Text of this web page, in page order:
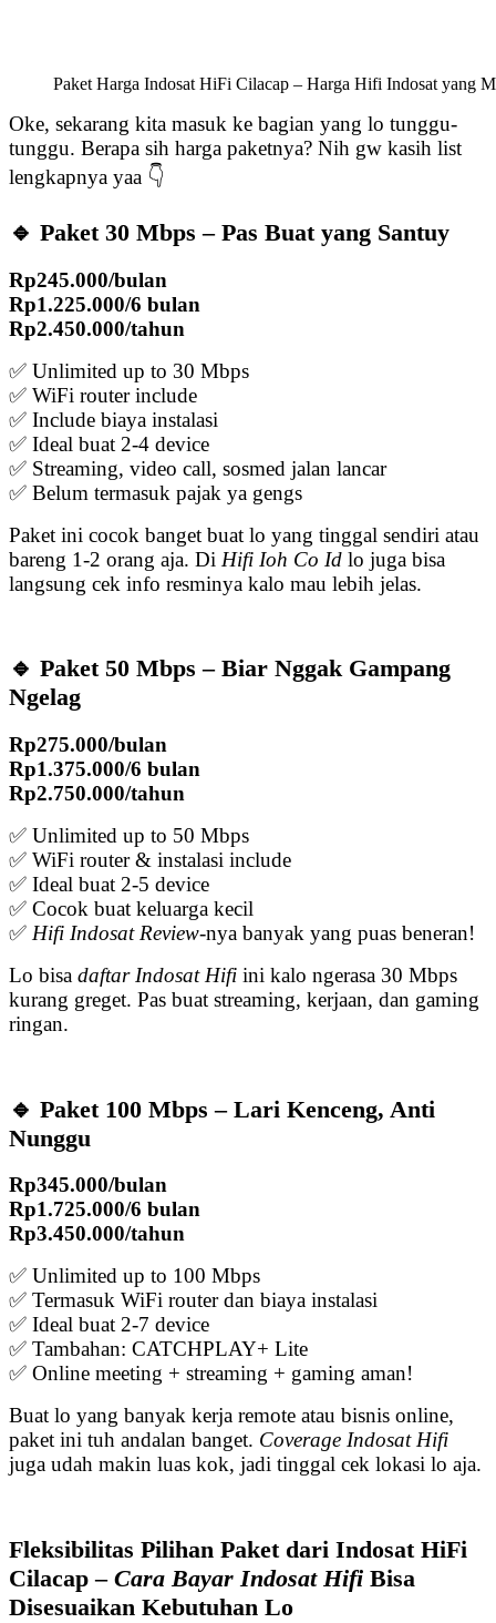
Paket Harga Indosat HiFi Cilacap – Harga Hifi Indosat yang
Oke, sekarang kita masuk ke bagian yang lo tunggu-
tunggu. Berapa sih harga paketnya? Nih gw kasih list
lengkapnya yaa 👇
🔹 Paket 30 Mbps – Pas Buat yang Santuy
Rp245.000/bulan
Rp1.225.000/6 bulan
Rp2.450.000/tahun
✅ Unlimited up to 30 Mbps
✅ WiFi router include
✅ Include biaya instalasi
✅ Ideal buat 2-4 device
✅ Streaming, video call, sosmed jalan lancar
✅ Belum termasuk pajak ya gengs
Paket ini cocok banget buat lo yang tinggal sendiri atau
bareng 1-2 orang aja. Di Hifi Ioh Co Id lo juga bisa
langsung cek info resminya kalo mau lebih jelas.
🔹 Paket 50 Mbps – Biar Nggak Gampang
Ngelag
Rp275.000/bulan
Rp1.375.000/6 bulan
Rp2.750.000/tahun
✅ Unlimited up to 50 Mbps
✅ WiFi router & instalasi include
✅ Ideal buat 2-5 device
✅ Cocok buat keluarga kecil
✅ Hifi Indosat Review-nya banyak yang puas beneran!
Lo bisa daftar Indosat Hifi ini kalo ngerasa 30 Mbps
kurang greget. Pas buat streaming, kerjaan, dan gaming
ringan.
🔹 Paket 100 Mbps – Lari Kenceng, Anti
Nunggu
Rp345.000/bulan
Rp1.725.000/6 bulan
Rp3.450.000/tahun
✅ Unlimited up to 100 Mbps
✅ Termasuk WiFi router dan biaya instalasi
✅ Ideal buat 2-7 device
✅ Tambahan: CATCHPLAY+ Lite
✅ Online meeting + streaming + gaming aman!
Buat lo yang banyak kerja remote atau bisnis online,
paket ini tuh andalan banget. Coverage Indosat Hifi
juga udah makin luas kok, jadi tinggal cek lokasi lo aja.
Fleksibilitas Pilihan Paket dari Indosat HiFi
Cilacap – Cara Bayar Indosat Hifi Bisa
Disesuaikan Kebutuhan Lo